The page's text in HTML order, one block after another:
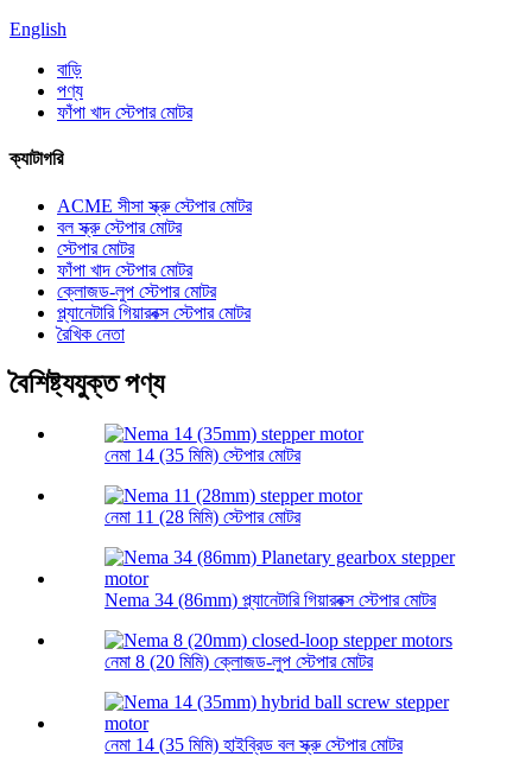
English
বাড়ি
পণ্য
ফাঁপা খাদ স্টেপার মোটর
ক্যাটাগরি
ACME সীসা স্ক্রু স্টেপার মোটর
বল স্ক্রু স্টেপার মোটর
স্টেপার মোটর
ফাঁপা খাদ স্টেপার মোটর
ক্লোজড-লুপ স্টেপার মোটর
প্ল্যানেটারি গিয়ারবক্স স্টেপার মোটর
রৈখিক নেতা
বৈশিষ্ট্যযুক্ত পণ্য
নেমা 14 (35 মিমি) স্টেপার মোটর
নেমা 11 (28 মিমি) স্টেপার মোটর
Nema 34 (86mm) প্ল্যানেটারি গিয়ারবক্স স্টেপার মোটর
নেমা 8 (20 মিমি) ক্লোজড-লুপ স্টেপার মোটর
নেমা 14 (35 মিমি) হাইব্রিড বল স্ক্রু স্টেপার মোটর